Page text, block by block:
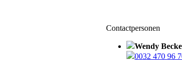
Contactpersonen
Wendy
0032 470 96